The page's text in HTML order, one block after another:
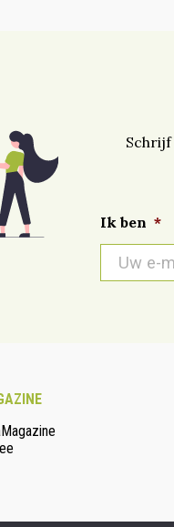
Schrijf
Ik ben *
mail
*